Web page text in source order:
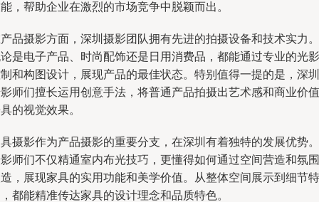
，帮助企业在激烈的市场竞争中脱颖而出。
品摄影方面，深圳摄影团队拥有先进的拍摄设备和技术实力。
是电子产品、时尚配饰还是日用消费品，都能通过专业的光影
和构图设计，展现产品的最佳状态。特别值得一提的是，深圳
师们擅长运用创意手法，将普通产品拍摄出艺术感和商业价值
的视觉效果。
摄影作为产品摄影的重要分支，在深圳有着独特的发展优势。
师们不仅精通室内布光技巧，更懂得如何通过空间营造和氛围
，展现家具的实用功能和美学价值。从整体空间展示到细节特
都能精准传达家具的设计理念和品质特色。